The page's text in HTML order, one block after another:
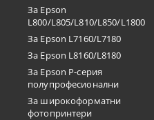
За Epson
L800/L805/L810/L850/L1800
За Epson L7160/L7180
За Epson L8160/L8180
За Epson P-серия
полупрофесионални
За широкоформатни
фотопринтери